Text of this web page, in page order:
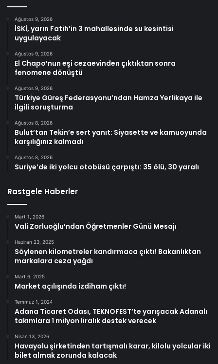
Ağustos 9, 2026
İSKİ, yarın Fatih’in 3 mahallesinde su kesintisi
uygulayacak
Ağustos 9, 2026
El Chapo’nun eşi cezaevinden çıktıktan sonra
fenomene dönüştü
Ağustos 9, 2026
Türkiye Güreş Federasyonu’ndan Hamza Yerlikaya ile
ilgili soruşturma
Ağustos 8, 2026
Bulut’tan Tekin’e sert yanıt: Siyasette ve kamuoyunda
karşılığınız kalmadı
Ağustos 8, 2026
Suriye’de iki yolcu otobüsü çarpıştı: 35 ölü, 30 yaralı
Rastgele Haberler
Mart 1, 2026
Vali Zorluoğlu’ndan Öğretmenler Günü Mesajı
Haziran 23, 2025
Söylenen kilometreler kandırmaca çıktı! Bakanlıktan
markalara ceza yağdı
Mart 6, 2025
Market açılışında izdiham çıktı!
Temmuz 1, 2024
Adana Ticaret Odası, TEKNOFEST’te yarışacak Adanalı
takımlara 1 milyon liralık destek verecek
Nisan 13, 2026
Havayolu şirketinden tartışmalı karar, kilolu yolcular iki
bilet almak zorunda kalacak